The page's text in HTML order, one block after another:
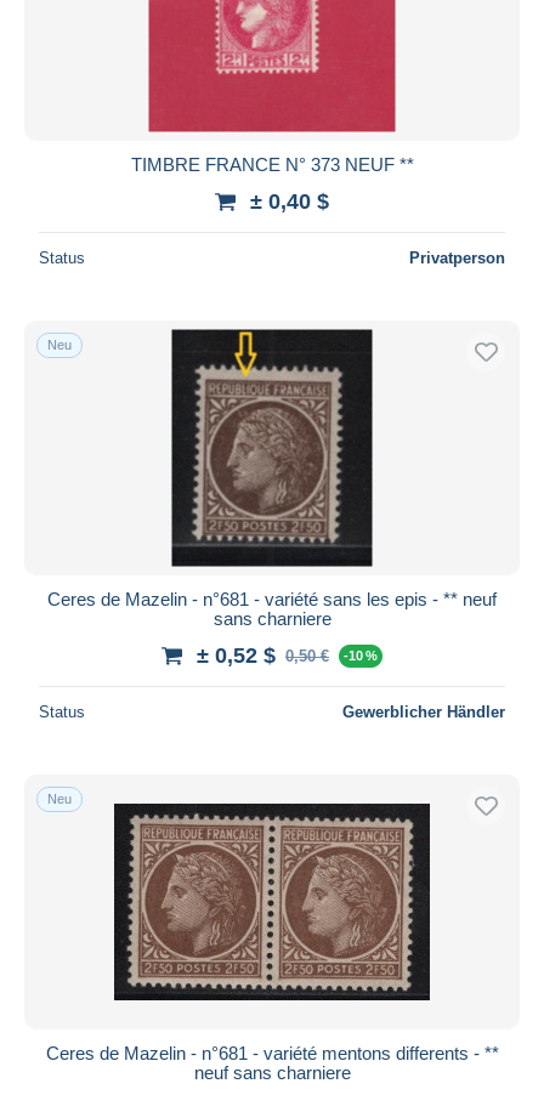
TIMBRE FRANCE N° 373 NEUF **
± 0,40 $
Status Privatperson
Neu
Ceres de Mazelin - n°681 - variété sans les epis - ** neuf
sans charniere
± 0,52 $ 0,50 € -10 %
Status Gewerblicher Händler
Neu
Ceres de Mazelin - n°681 - variété mentons differents - **
neuf sans charniere